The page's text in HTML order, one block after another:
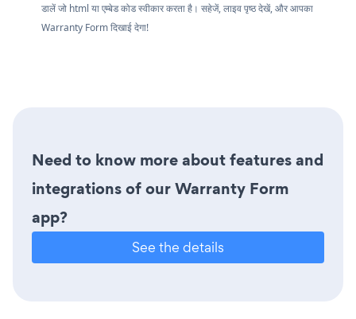
डालें जो html या एम्बेड कोड स्वीकार करता है। सहेजें, लाइव पृष्ठ देखें, और आपका
Warranty Form दिखाई देगा!
Need to know more about features and
integrations of our Warranty Form
app?
See the details